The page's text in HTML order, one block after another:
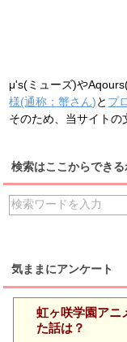
μ's(ミューズ)や
様(通称：蟹さん)と プ
そのため、当サイトの
検索はここからできる
気ままにアンケート
虹ヶ咲学園アニ
た話は？